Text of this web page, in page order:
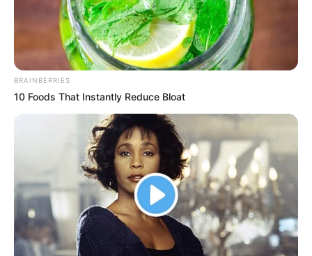
สำหรับใครที่ชีวิตติดขัดในวันนี้แนะนำทำบุญเติม
น้ำมันตะเกียง เสร็จไปตั้งจิตอธิษฐานต่อหน้าพระ
ประธานในอุโบสถ์ ขอพึ่งบารมีท่านให้ช่วยขจัด
อุปสรรค และขอให้ชีวิตราบรื่นขึ้น
เคล็ดลับเสริมดวงตามวันเกิด คน
เกิดวันเสาร์
ควรหาโอกาสทำบุญบริจาคกับมูลนิธิช่วยเหลือสัตว์
จรจัด หรือให้อาหารกับสุนัขหรือแมวจรจัด อานิสงส์
จะช่วยให้ชีวิตไม่ติดขัด
BRAINBERRIES
10 Foods That Instantly Reduce Bloat